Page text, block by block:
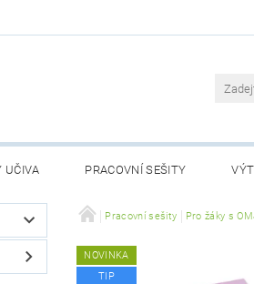
UČIVA PRACOVNÍ SEŠITY
KOMUNIKAČNÍ KARTY
UČIVA NÁSTĚNNÉ MAPY DO
Pracovní sešity Pro žáky s
NOVINKA
TIP